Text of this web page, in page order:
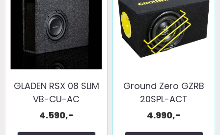
GLADEN RSX 08 SLIM
VB-CU-AC
4.590,-
Ground Zero GZRB
20SPL-ACT
4.990,-